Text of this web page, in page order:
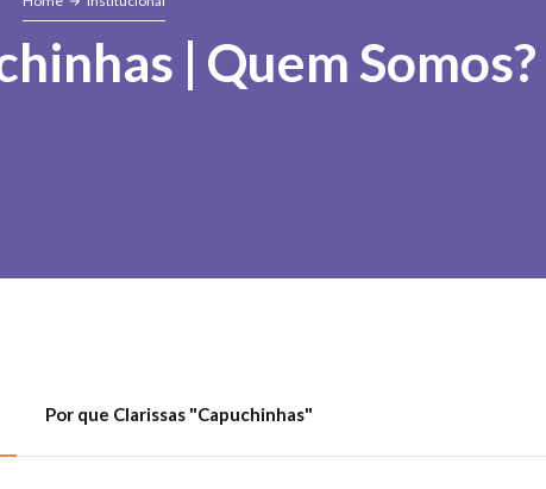
| Quem Somos?
Por que Clarissas "Capuchinhas"